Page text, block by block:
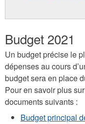
Budget 2021
Un budget précise le
dépenses au cours
budget sera en place
Pour en savoir plus
documents suivants :
Budget principal